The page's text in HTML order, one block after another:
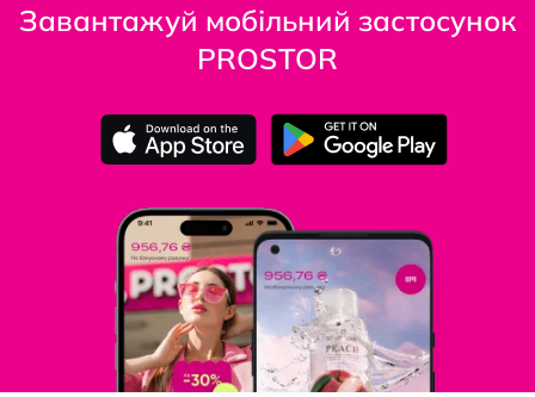
Завантажуй мобільний застосунок
PROSTOR